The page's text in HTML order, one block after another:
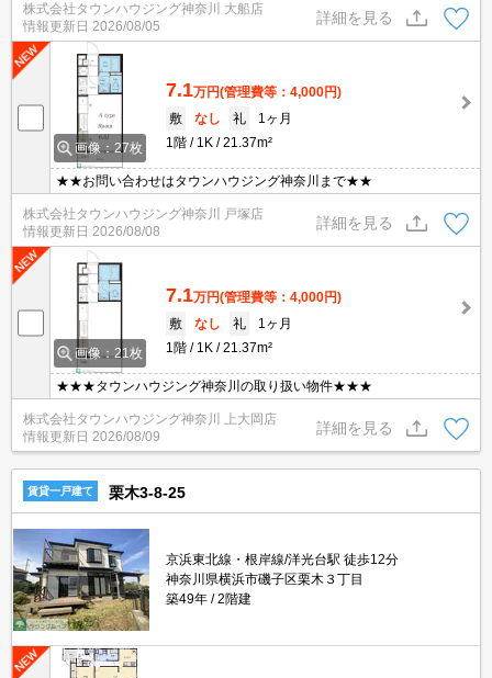
株式会社タウンハウジング神奈川 大船店
情報更新日 2026/08/05
詳細を見る
画像：27枚
7.1万円(管理費等：4,000円)
敷
なし 礼
1ヶ月
1階
1K 21.37m²
★★お問い合わせはタウンハウジング神奈川まで★★
株式会社タウンハウジング神奈川 戸塚店
情報更新日 2026/08/08
詳細を見る
画像：21枚
7.1万円(管理費等：4,000円)
敷
なし 礼
1ヶ月
1階
1K 21.37m²
★★★タウンハウジング神奈川の取り扱い物件★★★
株式会社タウンハウジング神奈川 上大岡店
情報更新日 2026/08/09
詳細を見る
賃貸一戸建て 栗木3-8-25
京浜東北線・根岸線/洋光台駅 徒歩12分
神奈川県横浜市磯子区栗木３丁目
築49年
2階建